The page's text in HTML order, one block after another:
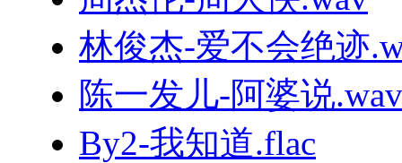
林俊杰-爱不会绝迹
陈一发儿-阿婆说.wav
By2-我知道.flac